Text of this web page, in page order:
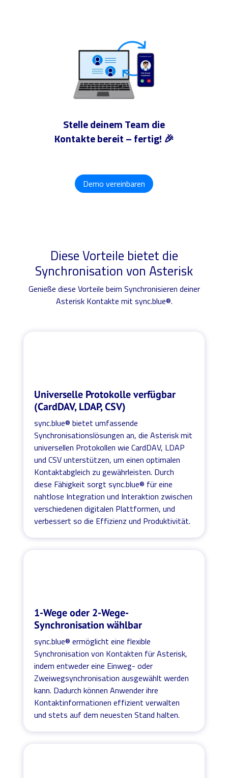
Stelle deinem Team die
Kontakte bereit – fertig! 🎉
Demo vereinbaren
Diese Vorteile bietet die
Synchronisation von Asterisk
Genieße diese Vorteile beim Synchronisieren deiner
Asterisk Kontakte mit sync.blue®.
Universelle Protokolle verfügbar
(CardDAV, LDAP, CSV)
sync.blue® bietet umfassende
Synchronisationslösungen an, die Asterisk mit
universellen Protokollen wie CardDAV, LDAP
und CSV unterstützen, um einen optimalen
Kontaktabgleich zu gewährleisten. Durch
diese Fähigkeit sorgt sync.blue® für eine
nahtlose Integration und Interaktion zwischen
verschiedenen digitalen Plattformen, und
verbessert so die Effizienz und Produktivität.
1-Wege oder 2-Wege-
Synchronisation wählbar
sync.blue® ermöglicht eine flexible
Synchronisation von Kontakten für Asterisk,
indem entweder eine Einweg- oder
Zweiwegsynchronisation ausgewählt werden
kann. Dadurch können Anwender ihre
Kontaktinformationen effizient verwalten
und stets auf dem neuesten Stand halten.